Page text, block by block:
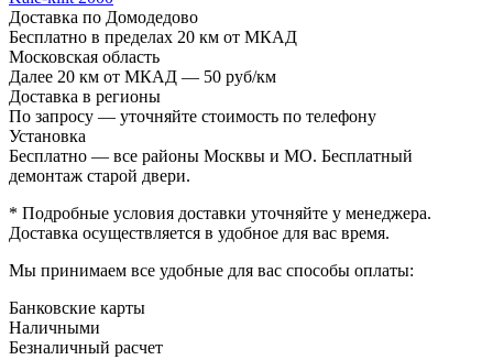
Доставка по Домодедово
Бесплатно в пределах 20 км от МКАД
Московская область
Далее 20 км от МКАД — 50 руб/км
Доставка в регионы
По запросу — уточняйте стоимость по телефону
Установка
Бесплатно — все районы Москвы и МО. Бесплатный
демонтаж старой двери.
* Подробные условия доставки уточняйте у менеджера.
Доставка осуществляется в удобное для вас время.
Мы принимаем все удобные для вас способы оплаты:
Банковские карты
Наличными
Безналичный расчет